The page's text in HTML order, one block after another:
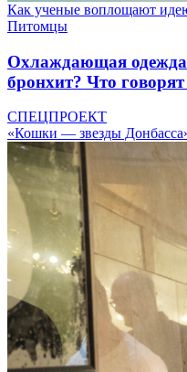
Как ученые воплощают
Питомцы
Охлаждающая одежда
бронхит? Что
СПЕЦПРОЕКТ
«Кошки — звезды